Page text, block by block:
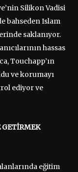
Silikon Vadisi
bahseden Islam
saklanıyor.
hassas
Touchapp’ın
ve korumayı
ediyor ve
GETİRMEK
eğitim